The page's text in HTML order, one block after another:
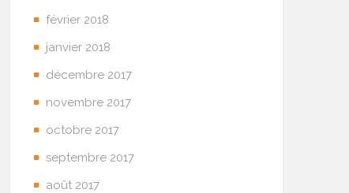
février 2018
janvier 2018
décembre 2017
novembre 2017
octobre 2017
septembre 2017
août 2017